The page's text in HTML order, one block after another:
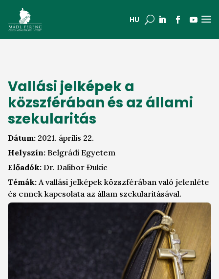
HU U a
Vallási jelképek a
közszférában és az állami
szekularitás
Dátum: 2021. április 22.
Helyszín: Belgrádi Egyetem
Előadók: Dr. Dalibor Đukic
Témák: A vallási jelképek közszférában való jelenléte
és ennek kapcsolata az állam szekularitásával.